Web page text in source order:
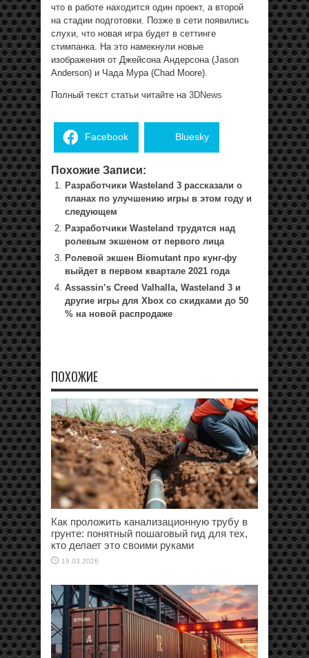
что в работе находится один проект, а второй
на стадии подготовки. Позже в сети появились
слухи, что новая игра будет в сеттинге
стимпанка. На это намекнули новые
изображения от Джейсона Андерсона (Jason
Anderson) и Чада Мура (Chad Moore).
Полный текст статьи читайте на 3DNews
Facebook Bluesky
Похожие Записи:
Разработчики Wasteland 3 рассказали о
планах по улучшению игры в этом году и
следующем
Разработчики Wasteland трудятся над
ролевым экшеном от первого лица
Ролевой экшен Biomutant про кунг-фу
выйдет в первом квартале 2021 года
Assassin’s Creed Valhalla, Wasteland 3 и
другие игры для Xbox со скидками до 50
% на новой распродаже
ПОХОЖИЕ
Как проложить канализационную трубу в
грунте: понятный пошаговый гид для тех,
кто делает это своими руками
19.03.2026